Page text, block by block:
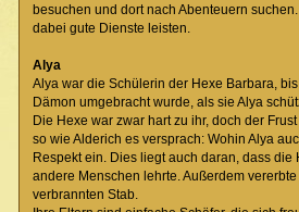
besuchen und dort nach Abenteuern
dabei gute Dienste leisten.
Alya
Alya war die Schülerin der Hexe Barbara,
Dämon umgebracht wurde, als sie Alya
Die Hexe war zwar hart zu ihr, doch der
so wie Alderich es versprach: Wohin Alya
Respekt ein. Dies liegt auch daran, dass die
andere Menschen lehrte. Außerdem
verbrannten Stab.